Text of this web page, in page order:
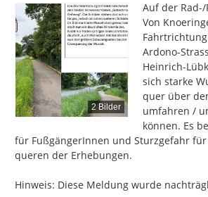
2 Bilder
Auf der
Von
Ardono-
Heinrich-
sich starke
quer über
umfahren /
können. Es
für FußgängerInnen und Sturzgefahr
queren der Erhebungen.
Hinweis: Diese Meldung wurde